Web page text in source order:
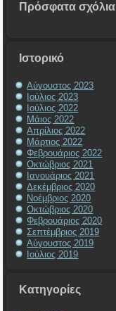
Πρόσφατα σχόλια
Ιστορικό
Αύγουστος 2023
Ιούλιος 2023
Ιούλιος 2022
Μάιος 2022
Απρίλιος 2022
Μάρτιος 2022
Φεβρουάριος 2022
Οκτώβριος 2021
Ιανουάριος 2021
Δεκέμβριος 2020
Νοέμβριος 2020
Οκτώβριος 2020
Φεβρουάριος 2020
Σεπτέμβριος 2019
Αύγουστος 2019
Ιούλιος 2019
Kατηγορίες